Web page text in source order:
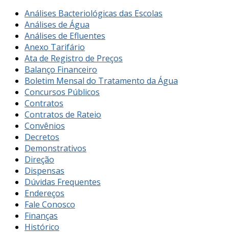
Análises Bacteriológicas das Escolas
Análises de Água
Análises de Efluentes
Anexo Tarifário
Ata de Registro de Preços
Balanço Financeiro
Boletim Mensal do Tratamento da Água
Concursos Públicos
Contratos
Contratos de Rateio
Convênios
Decretos
Demonstrativos
Direção
Dispensas
Dúvidas Frequentes
Endereços
Fale Conosco
Finanças
Histórico